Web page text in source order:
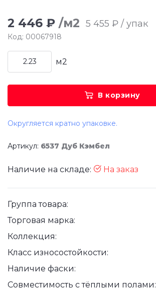
2 446 ₽ /м2 5 455 ₽ / упак
Код: 00067918
м2
В корзину
Округляется кратно упаковке.
Артикул: 6537 Дуб Кэмбел
Наличие на складе: На заказ
Группа товара:
Торговая марка:
Коллекция:
Класс износостойкости:
Наличие фаски:
Совместимость с тёплыми полами: